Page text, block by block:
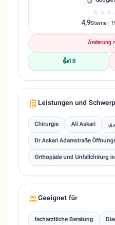
4,9Sterne |
Änderung
👍18
Leistungen und
Chirurgie Ali Askari
Dr Askari Adamstraße
Orthopäde und Unfallchirurg
Geeignet für
fachärztliche Beratung